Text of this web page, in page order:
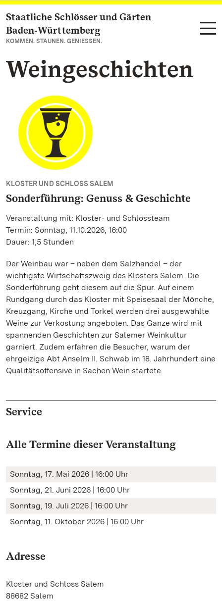
Zum Hauptinhalt springen
Staatliche Schlösser und Gärten
Baden‑Württemberg
KOMMEN. STAUNEN. GENIESSEN.
Weingeschichten
KLOSTER UND SCHLOSS SALEM
Sonderführung: Genuss & Geschichte
Veranstaltung mit: Kloster- und Schlossteam
Termin: Sonntag, 11.10.2026, 16:00
Dauer: 1,5 Stunden
Der Weinbau war – neben dem Salzhandel – der
wichtigste Wirtschaftszweig des Klosters Salem. Die
Sonderführung geht diesem auf die Spur. Auf einem
Rundgang durch das Kloster mit Speisesaal der Mönche,
Kreuzgang, Kirche und Torkel werden drei ausgewählte
Weine zur Verkostung angeboten. Das Ganze wird mit
spannenden Geschichten zur Salemer Weinkultur
garniert. Zudem erfahren die Besucher, warum der
ehrgeizige Abt Anselm II. Schwab im 18. Jahrhundert eine
Qualitätsoffensive in Sachen Wein startete.
Service
Alle Termine dieser Veranstaltung
Sonntag, 17. Mai 2026 | 16:00 Uhr
Sonntag, 21. Juni 2026 | 16:00 Uhr
Sonntag, 19. Juli 2026 | 16:00 Uhr
Sonntag, 11. Oktober 2026 | 16:00 Uhr
Adresse
Kloster und Schloss Salem
88682 Salem